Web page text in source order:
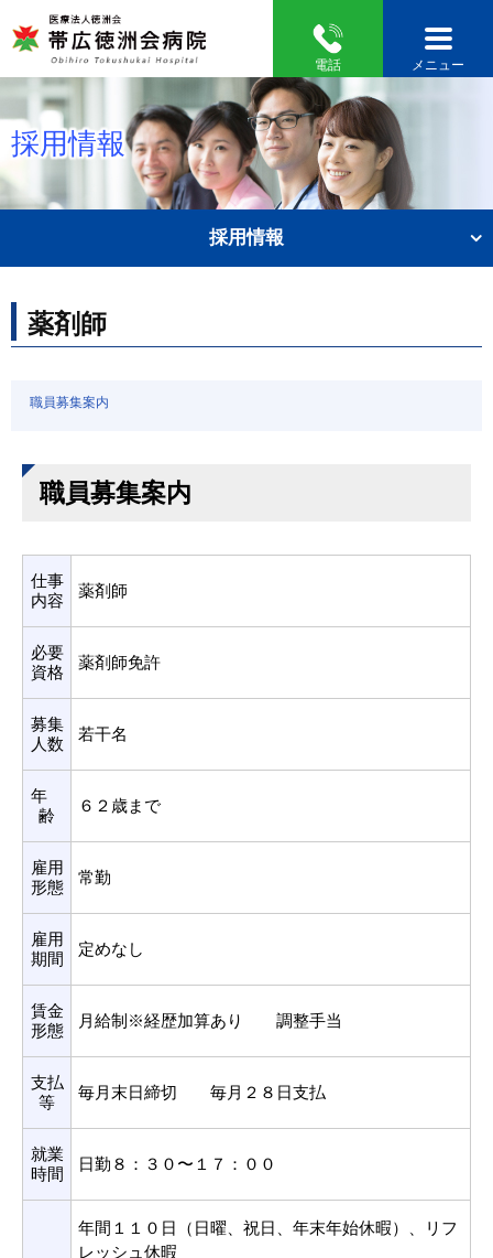
電話 メニュー
採用情報
薬剤師
職員募集案内
職員募集案内
仕事
内容
薬剤師
必要
資格
薬剤師免許
募集
人数
若干名
年
齢
６２歳まで
雇用
形態
常勤
雇用
期間
定めなし
賃金
形態
月給制※経歴加算あり 調整手当
支払
等
毎月末日締切 毎月２８日支払
就業
時間
日勤８：３０〜１７：００
年間１１０日（日曜、祝日、年末年始休暇）、リフ
レッシュ休暇
採用情報